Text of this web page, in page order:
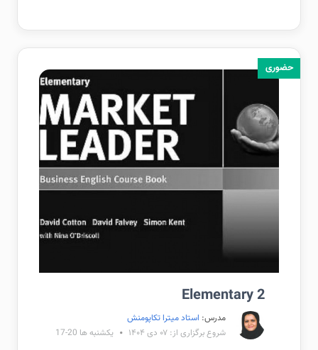
حضوری
Elementary 2
مدرس: استاد میترا تکاپومنش
شروع برگزاری از: ۰۷ دی ۱۴۰۴ یکشنبه ها 20-17